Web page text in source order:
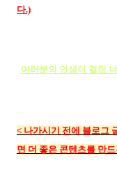
다.)
여러분의 인생이 걸린
< 나가시기 전에 블로그
면 더 좋은 콘텐츠를 만